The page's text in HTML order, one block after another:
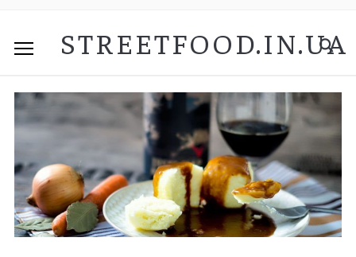
STREETFOOD.IN.UA